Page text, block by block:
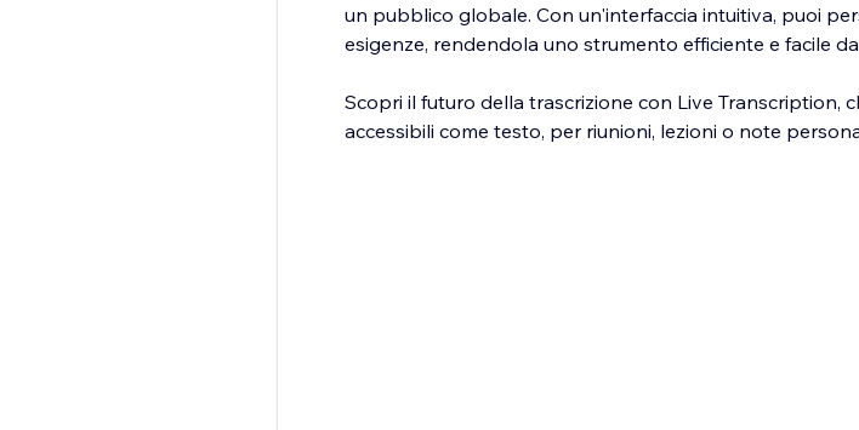
un pubblico globale. Con un'interfaccia intuitiva, puoi
esigenze, rendendola uno strumento efficiente e facile
Scopri il futuro della trascrizione con Live Transcription,
accessibili come testo, per riunioni, lezioni o note